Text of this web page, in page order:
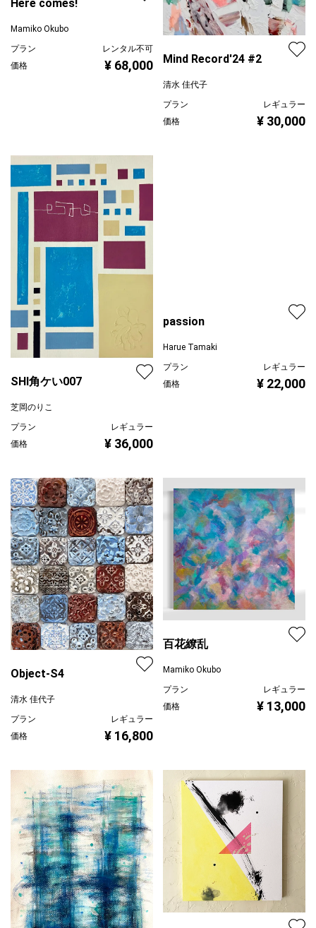
Here comes!
Mamiko Okubo
プラン
レンタル不可
価格
¥ 68,000 Mind Record'24 #2
清水 佳代子
プラン
レギュラー
価格
¥ 30,000
SHI角ケい007
芝岡のりこ
プラン
レギュラー
価格
¥ 36,000
passion
Harue Tamaki
プラン
レギュラー
価格
¥ 22,000
Object-S4
清水 佳代子
プラン
レギュラー
価格
¥ 16,800
百花繚乱
Mamiko Okubo
プラン
レギュラー
価格
¥ 13,000